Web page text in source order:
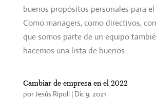
buenos propósitos personales para
Como managers, como directivos,
que somos parte de un equipo
hacemos una lista de buenos...
Cambiar de empresa en el 2022
porJesús Ripoll | Dic 9, 2021